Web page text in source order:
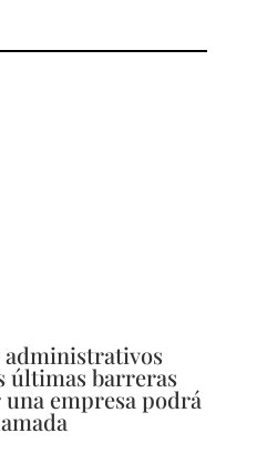
administrativos
últimas barreras
empresa podrá